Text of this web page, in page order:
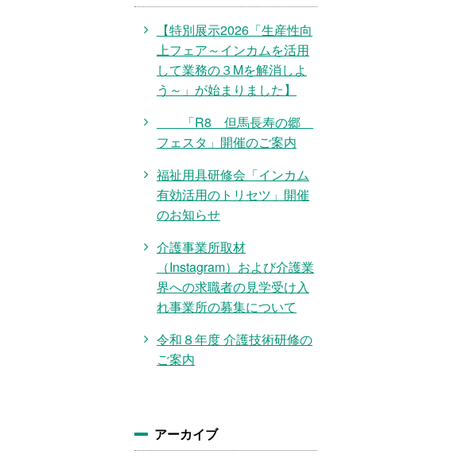
【特別展示2026「生産性向
上フェア～インカムを活用
して業務の３Mを解消しよ
う～」が始まりました】
「R8 但馬長寿の郷
フェスタ」開催のご案内
福祉用具研修会「インカム
有効活用のトリセツ」開催
のお知らせ
介護事業所取材
（Instagram）および介護業
界への求職者の見学受け入
れ事業所の募集について
令和８年度 介護技術研修の
ご案内
アーカイブ